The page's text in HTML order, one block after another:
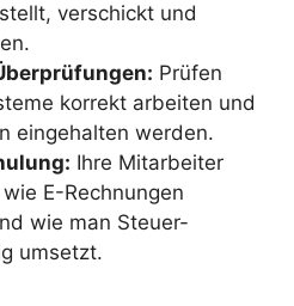
verschickt und
Prüfen
korrekt arbeiten und
eingehalten werden.
Ihre Mitarbeiter
E-Rechnungen
wie man Steuer-
umsetzt.